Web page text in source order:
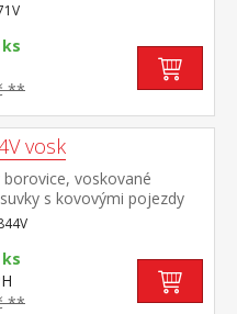
**
vosk
voskované
s kovovými pojezdy
pouze na pravou stranu)
(š/h/v) 27,9 × 30,7 × 10,5
klávesnici
**